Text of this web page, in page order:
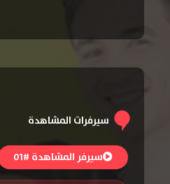
سيرفرات المشاهدة
سيرفر المشاهدة #01